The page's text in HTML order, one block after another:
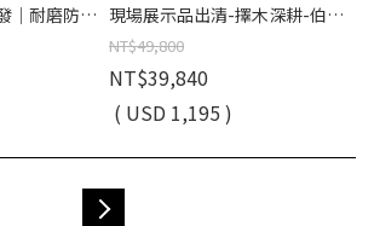
貝兒娜L型貓抓布沙發｜耐磨防潑水 × 可拆洗布套 × 左右移動腳椅 – 擇木深耕 現場展示品出清-擇木深耕-伯頓L型收納貓抓皮沙發
NT$49,800
NT$39,840
( USD 1,195 )